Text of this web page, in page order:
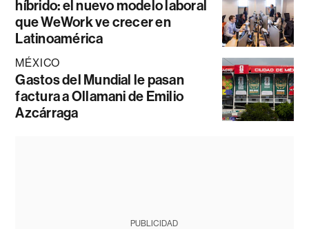
híbrido: el nuevo modelo laboral
que WeWork ve crecer en
Latinoamérica
MÉXICO
Gastos del Mundial le pasan
factura a Ollamani de Emilio
Azcárraga
PUBLICIDAD